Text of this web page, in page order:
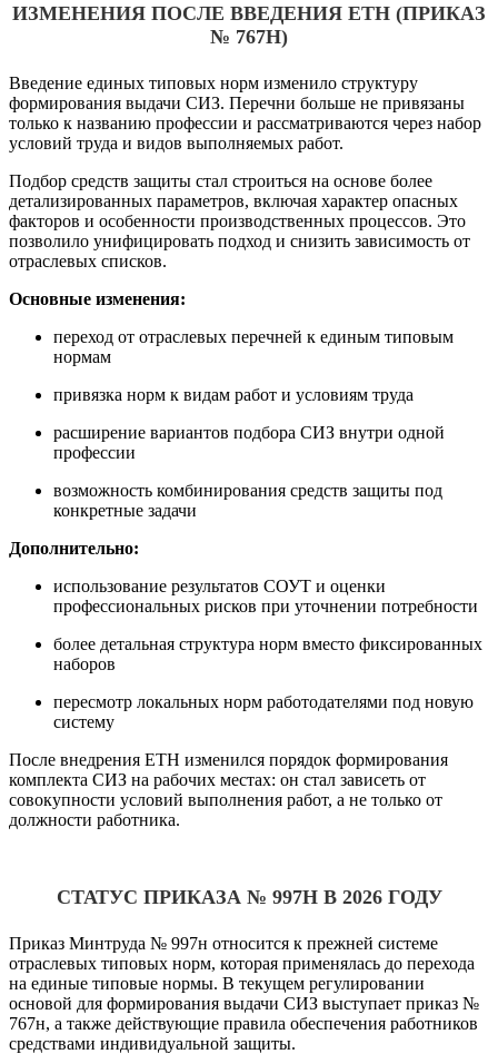
ИЗМЕНЕНИЯ ПОСЛЕ ВВЕДЕНИЯ ЕТН (ПРИКАЗ
№ 767Н)
Введение единых типовых норм изменило структуру
формирования выдачи СИЗ. Перечни больше не привязаны
только к названию профессии и рассматриваются через набор
условий труда и видов выполняемых работ.
Подбор средств защиты стал строиться на основе более
детализированных параметров, включая характер опасных
факторов и особенности производственных процессов. Это
позволило унифицировать подход и снизить зависимость от
отраслевых списков.
Основные изменения:
переход от отраслевых перечней к единым типовым
нормам
привязка норм к видам работ и условиям труда
расширение вариантов подбора СИЗ внутри одной
профессии
возможность комбинирования средств защиты под
конкретные задачи
Дополнительно:
использование результатов СОУТ и оценки
профессиональных рисков при уточнении потребности
более детальная структура норм вместо фиксированных
наборов
пересмотр локальных норм работодателями под новую
систему
После внедрения ЕТН изменился порядок формирования
комплекта СИЗ на рабочих местах: он стал зависеть от
совокупности условий выполнения работ, а не только от
должности работника.
СТАТУС ПРИКАЗА № 997Н В 2026 ГОДУ
Приказ Минтруда № 997н относится к прежней системе
отраслевых типовых норм, которая применялась до перехода
на единые типовые нормы. В текущем регулировании
основой для формирования выдачи СИЗ выступает приказ №
767н, а также действующие правила обеспечения работников
средствами индивидуальной защиты.